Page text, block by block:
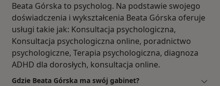
Beata Górska to psycholog. Na podstawie swojego
doświadczenia i wykształcenia Beata Górska oferuje
usługi takie jak: Konsultacja psychologiczna,
Konsultacja psychologiczna online, poradnictwo
psychologiczne, Terapia psychologiczna, diagnoza
ADHD dla dorosłych, konsultacja online.
Gdzie Beata Górska ma swój gabinet?